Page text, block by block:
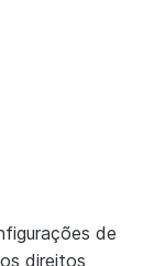
de
direitos